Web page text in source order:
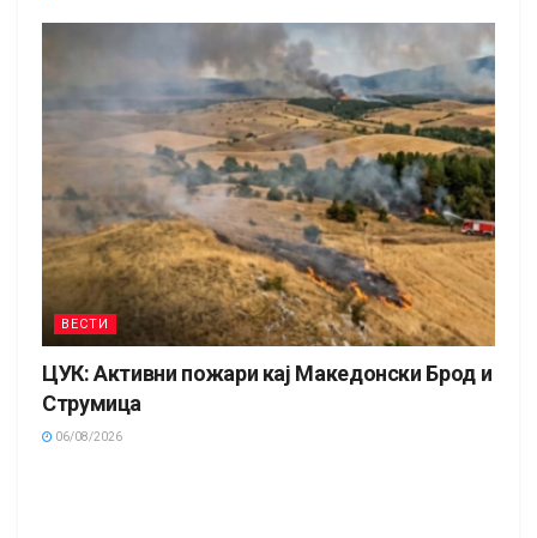
ВЕСТИ
ЦУК: Активни пожари кај Македонски Брод и
Струмица
06/08/2026